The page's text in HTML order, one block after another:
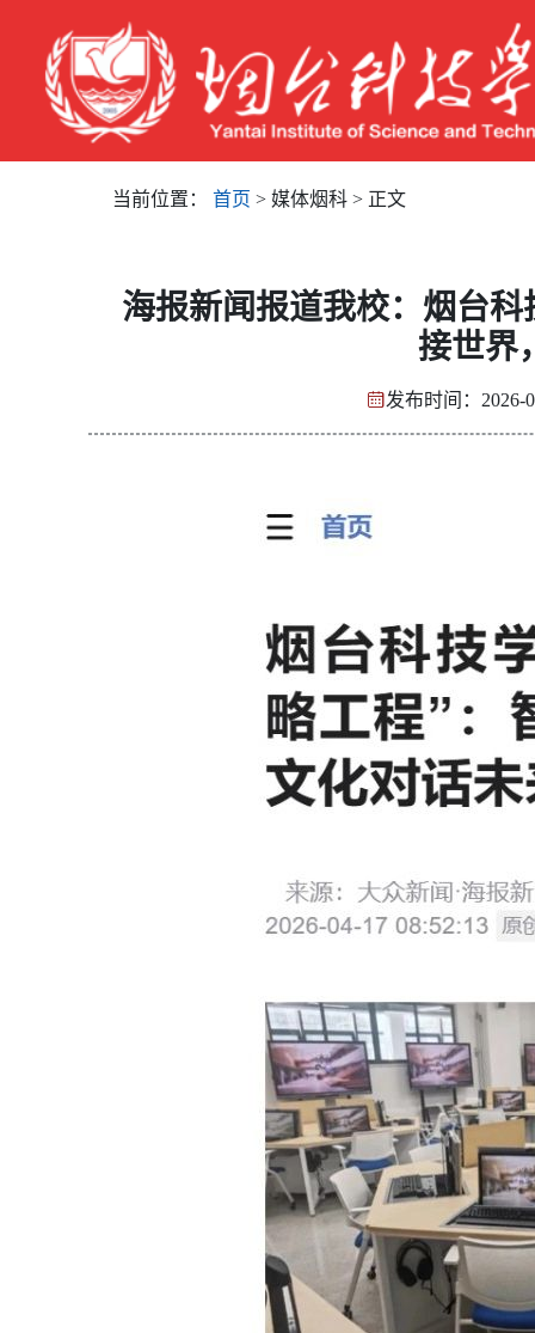
当前位置： 首页 > 媒体烟科 > 正文
海报新闻报道我校：烟台
接世界
发布时间：